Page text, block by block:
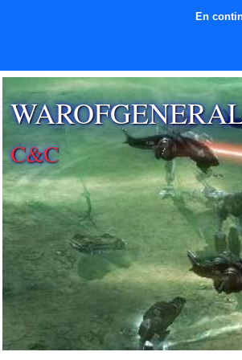
C&C
SECTION PATCH FR
En